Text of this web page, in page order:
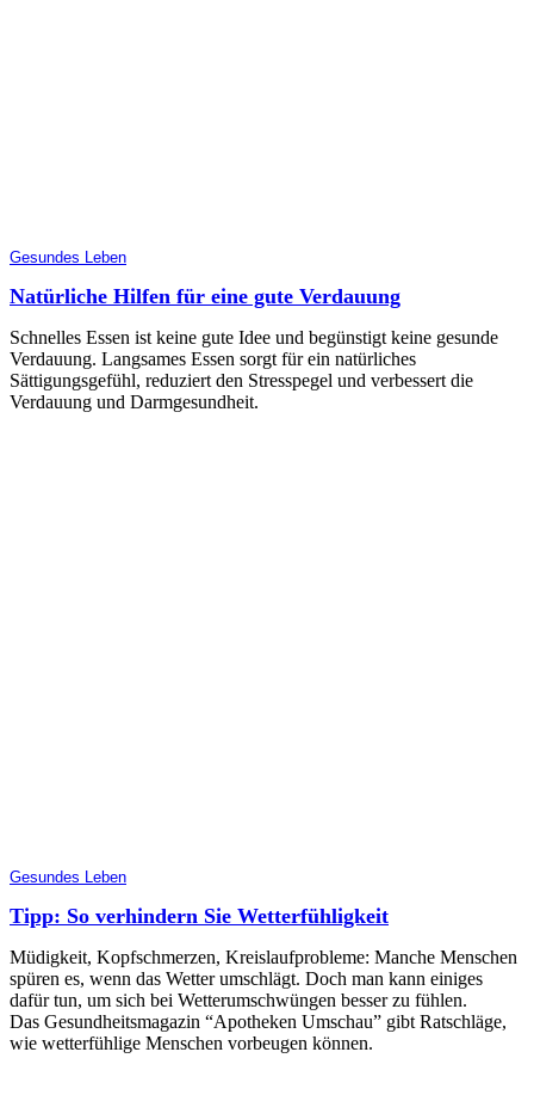
Gesundes Leben
Natürliche Hilfen für eine gute Verdauung
Schnelles Essen ist keine gute Idee und begünstigt keine gesunde
Verdauung. Langsames Essen sorgt für ein natürliches
Sättigungsgefühl, reduziert den Stresspegel und verbessert die
Verdauung und Darmgesundheit.
Gesundes Leben
Tipp: So verhindern Sie Wetterfühligkeit
Müdigkeit, Kopfschmerzen, Kreislaufprobleme: Manche Menschen
spüren es, wenn das Wetter umschlägt. Doch man kann einiges
dafür tun, um sich bei Wetterumschwüngen besser zu fühlen.
Das Gesundheitsmagazin “Apotheken Umschau” gibt Ratschläge,
wie wetterfühlige Menschen vorbeugen können.